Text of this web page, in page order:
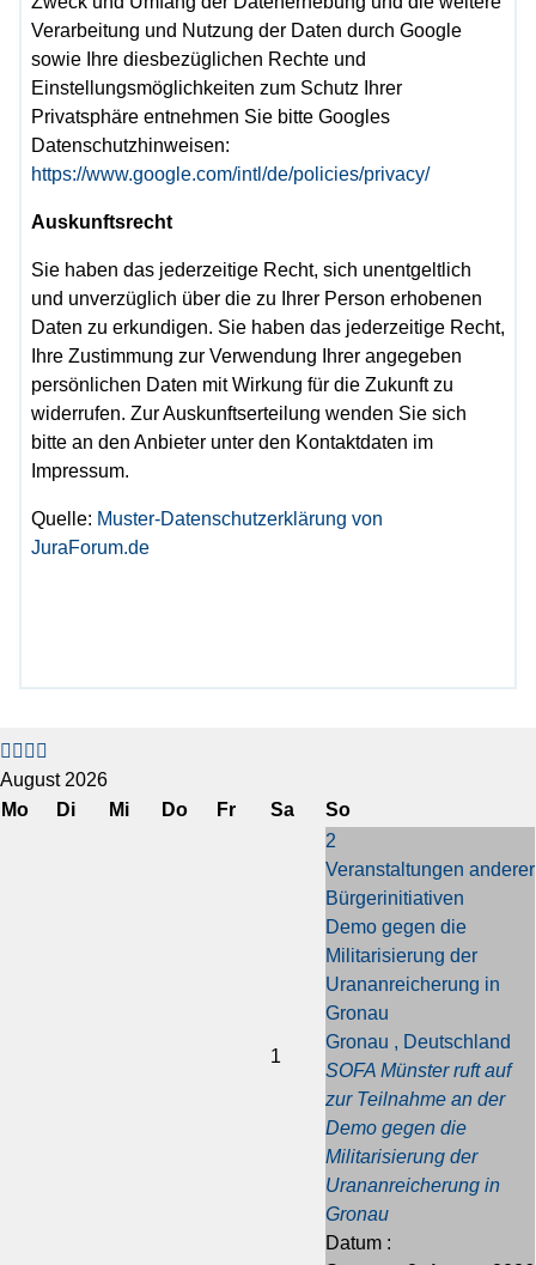
Verarbeitung und Nutzung der Daten durch Google
sowie Ihre diesbezüglichen Rechte und
Einstellungsmöglichkeiten zum Schutz Ihrer
Privatsphäre entnehmen Sie bitte Googles
Datenschutzhinweisen:
https://www.google.com/intl/de/policies/privacy/
Auskunftsrecht
Sie haben das jederzeitige Recht, sich unentgeltlich
und unverzüglich über die zu Ihrer Person erhobenen
Daten zu erkundigen. Sie haben das jederzeitige Recht,
Ihre Zustimmung zur Verwendung Ihrer angegeben
persönlichen Daten mit Wirkung für die Zukunft zu
widerrufen. Zur Auskunftserteilung wenden Sie sich
bitte an den Anbieter unter den Kontaktdaten im
Impressum.
Quelle: Muster-Datenschutzerklärung von
JuraForum.de
o
r
oä
h
ä
August 2026
Mo
Di Mi Do Fr Sa So
1
2
Veranstaltungen anderer
Bürgerinitiativen
Demo gegen die
Militarisierung der
Urananreicherung in
Gronau
Gronau , Deutschland
SOFA Münster ruft auf
zur Teilnahme an der
Demo gegen die
Militarisierung der
Urananreicherung in
Gronau
Datum :